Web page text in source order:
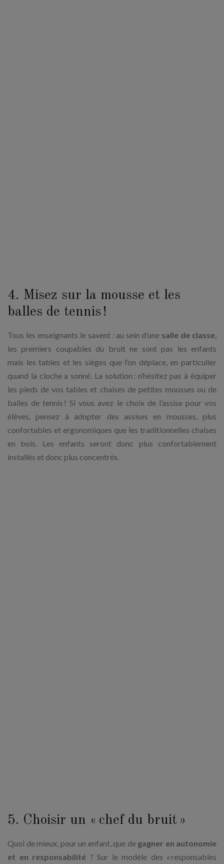
4. Misez sur la mousse et les
balles de tennis !
Tous les enseignants le savent : au sein d’une salle de classe,
les premiers coupables du bruit ne sont pas les enfants
mais les tables et les sièges que l’on déplace, en particulier
quand la cloche a sonné. La solution : n’hésitez pas à équiper
les pieds de vos tables et chaises de petites mousses ou de
balles de tennis ! Si vous avez le choix de l’assise pour vos
élèves, pensez à adopter des assises en mousses, plus
confortables et ergonomiques que les traditionnelles chaises
en bois. Les enfants seront donc plus confortablement
installés et donc plus concentrés.
5. Choisir un « chef du bruit »
Quoi de mieux, pour un enfant, que de gagner en autonomie
et en responsabilité ? Sur le modèle des « responsables